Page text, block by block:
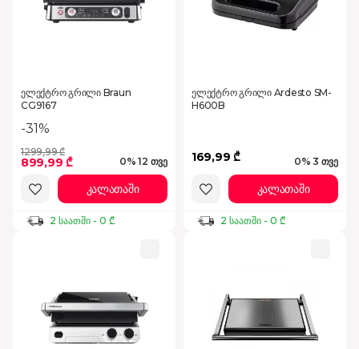
ელექტრო გრილი Braun
CG9167
-31%
1299,99 ₾
899,99 ₾ 0% 12 თვე
2 საათში - 0 ₾
კალათაში
ელექტრო გრილი Ardesto SM-
H600B
169,99 ₾ 0% 3 თვე
2 საათში - 0 ₾
კალათაში